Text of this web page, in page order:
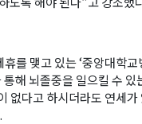
를 맺고 있는 ‘중앙대학교
해 뇌졸중을 일으킬 수 있
없다고 하시더라도 연세가